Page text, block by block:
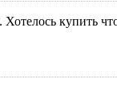
купить